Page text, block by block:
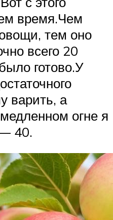
время.Чем
тем оно
всего 20
готово.У
варить, а
огне я
40.